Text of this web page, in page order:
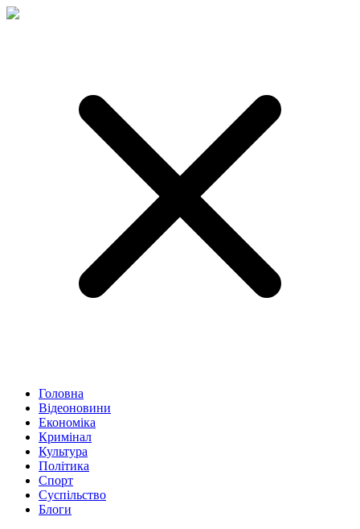
Головна
Відеоновини
Економіка
Кримінал
Культура
Політика
Спорт
Суспільство
Блоги